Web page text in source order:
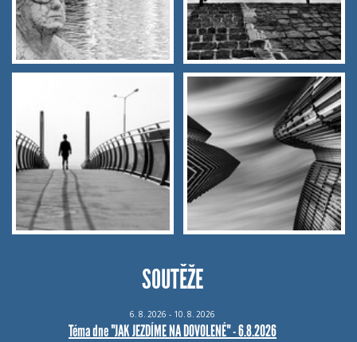
SOUTĚŽE
6. 8. 2026 - 10. 8. 2026
Téma dne "JAK JEZDÍME NA DOVOLENÉ" - 6.8.2026